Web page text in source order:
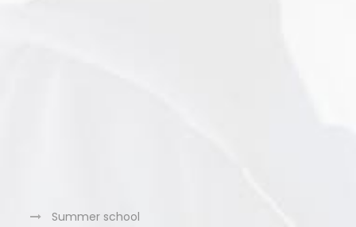
Summer school